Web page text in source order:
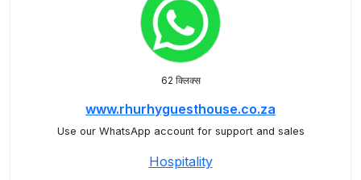
62 क्लिक्स
www.rhurhyguesthouse.co.za
Use our WhatsApp account for support and sales
Hospitality